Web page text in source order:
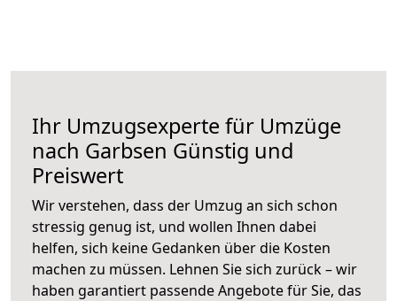
Ihr Umzugsexperte für Umzüge
nach Garbsen Günstig und
Preiswert
Wir verstehen, dass der Umzug an sich schon
stressig genug ist, und wollen Ihnen dabei
helfen, sich keine Gedanken über die Kosten
machen zu müssen. Lehnen Sie sich zurück – wir
haben garantiert passende Angebote für Sie, das